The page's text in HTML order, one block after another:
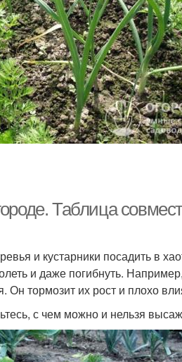
Таблица
и кустарники посадить в
и даже погибнуть.
Он тормозит их рост и плохо
с чем можно и нельзя